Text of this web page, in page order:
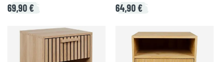
69,90 € 64,90 €